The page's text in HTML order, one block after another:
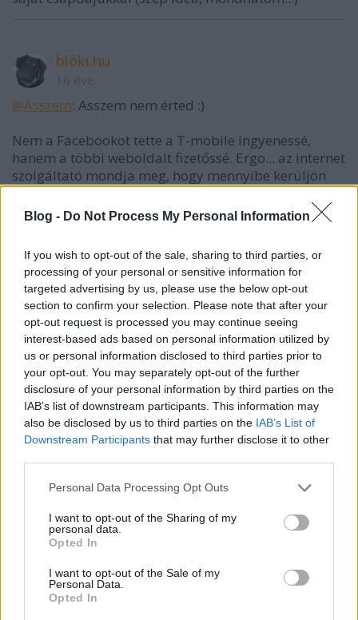
Blog - Do Not Process My Personal Information
If you wish to opt-out of the sale, sharing to third parties, or
processing of your personal or sensitive information for
targeted advertising by us, please use the below opt-out
section to confirm your selection. Please note that after your
opt-out request is processed you may continue seeing
interest-based ads based on personal information utilized by
us or personal information disclosed to third parties prior to
your opt-out. You may separately opt-out of the further
disclosure of your personal information by third parties on the
IAB’s list of downstream participants. This information may
also be disclosed by us to third parties on the IAB’s List of
Downstream Participants that may further disclose it to other
Please note that this website/app uses one or more Google
not limited to your visit or usage behaviour. You may click to
grant or deny consent to Google and its third-party tags to
use your data for below specified purposes in below Google
consent section.
Personal Data Processing Opt Outs
I want to opt-out of the Sharing of my
personal data.
Opted In
I want to opt-out of the Sale of my
Personal Data.
Opted In
blöki.hu
@Asszem: Asszem nem érted :)
Nem a Facebookot tette a T-mobile ingyenessé,
hanem a többi weboldalt fizetőssé. Ergo... az internet
szolgáltató mondja meg, hogy mennyibe kerüljön
NEKED egy-egy weboldal megtekintése.
Jöhetnek a különböző internet csomagok: Csak
.hu domainek 5000 Ft / hó |
bármilyen site, ha nem pornó: 9000 Ft / hó
stb szép lesz...
Nakhchivan
16 éve
@hamlet79: Dehogy, sohasem volt ingyenes a
mobilnet.
Asszem
@hamlet79: szerintem ez ilyen magyaros dogoljon
meg a szomszed tehene mentalitas, hamar az en
netem nem olcso, akkor legalabb a mase se legyen
az. Sem a tmobile, sem a facebook nem kotelezo es
nelkulozhetetlen a boldogsaghoz,